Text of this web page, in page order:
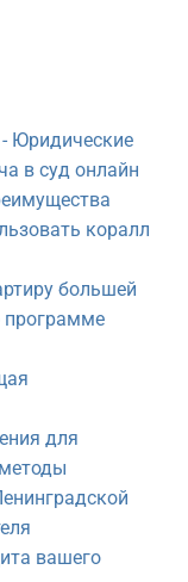
Юридические
в суд онлайн
коралл
большей
программе
для
вашего